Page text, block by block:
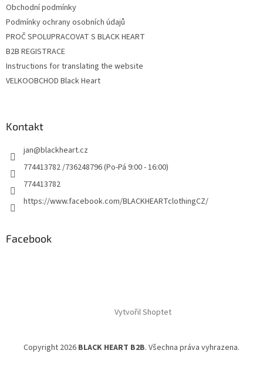
Obchodní podmínky
Podmínky ochrany osobních údajů
PROČ SPOLUPRACOVAT S BLACK HEART
B2B REGISTRACE
Instructions for translating the website
VELKOOBCHOD Black Heart
Kontakt
jan@blackheart.cz
774413782 /736248796 (Po-Pá 9:00 - 16:00)
774413782
https://www.facebook.com/BLACKHEARTclothingCZ/
Facebook
Vytvořil Shoptet
Copyright 2026 BLACK HEART B2B. Všechna práva vyhrazena.